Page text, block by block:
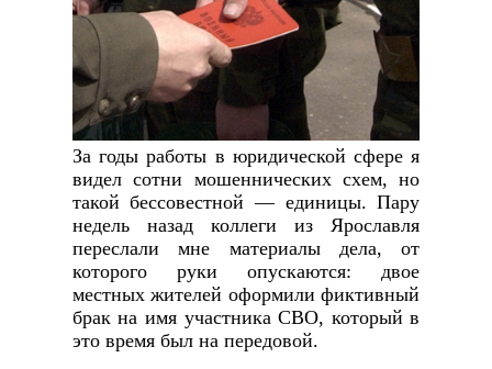
За годы работы в юридической сфере я
видел сотни мошеннических схем, но
такой бессовестной — единицы. Пару
недель назад коллеги из Ярославля
переслали мне материалы дела, от
которого руки опускаются: двое
местных жителей оформили фиктивный
брак на имя участника СВО, который в
это время был на передовой.